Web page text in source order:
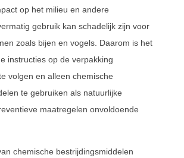
op het milieu en andere
gebruik kan schadelijk zijn voor
zoals bijen en vogels. Daarom is het
instructies op de verpakking
volgen en alleen chemische
te gebruiken als natuurlijke
maatregelen onvoldoende
chemische bestrijdingsmiddelen